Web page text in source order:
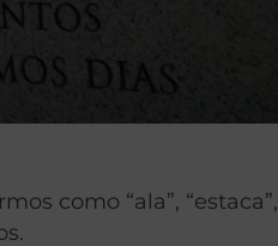
como “ala”, “estaca”,